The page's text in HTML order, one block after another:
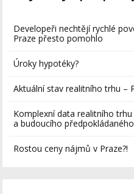
Developeři nechtějí rychlé
Praze přesto pomohlo
Úroky hypotéky?
Aktuální stav realitního trhu –
Komplexní data realitního
a budoucího
Rostou ceny nájmů v Praze?!